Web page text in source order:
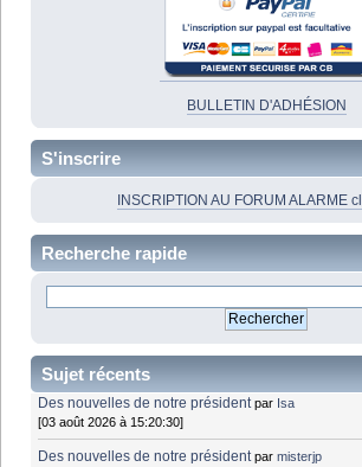
BULLETIN D'ADHÉSION
S'inscrire
INSCRIPTION AU FORUM ALARME
Recherche rapide
Sujet récents
Des nouvelles de notre président par Isa
[03 août 2026 à 15:20:30]
Des nouvelles de notre président parmisterjp